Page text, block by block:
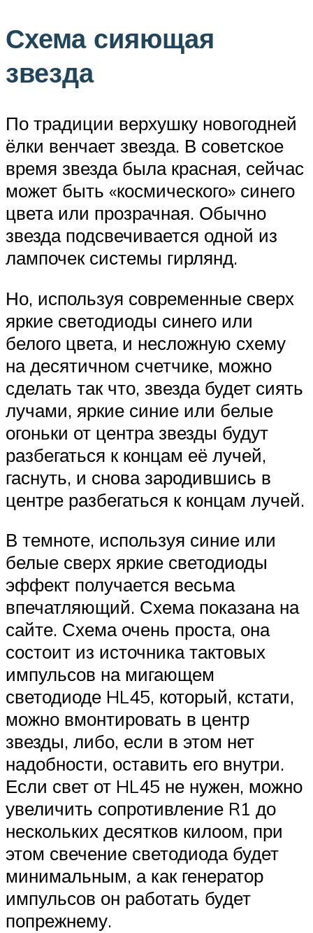
Схема сияющая
звезда
По традиции верхушку новогодней
ёлки венчает звезда. В советское
время звезда была красная, сейчас
может быть «космического» синего
цвета или прозрачная. Обычно
звезда подсвечивается одной из
лампочек системы гирлянд.
Но, используя современные сверх
яркие светодиоды синего или
белого цвета, и несложную схему
на десятичном счетчике, можно
сделать так что, звезда будет сиять
лучами, яркие синие или белые
огоньки от центра звезды будут
разбегаться к концам её лучей,
гаснуть, и снова зародившись в
центре разбегаться к концам лучей.
В темноте, используя синие или
белые сверх яркие светодиоды
эффект получается весьма
впечатляющий. Схема показана на
сайте. Схема очень проста, она
состоит из источника тактовых
импульсов на мигающем
светодиоде HL45, который, кстати,
можно вмонтировать в центр
звезды, либо, если в этом нет
надобности, оставить его внутри.
Если свет от HL45 не нужен, можно
увеличить сопротивление R1 до
нескольких десятков килоом, при
этом свечение светодиода будет
минимальным, а как генератор
импульсов он работать будет
попрежнему.